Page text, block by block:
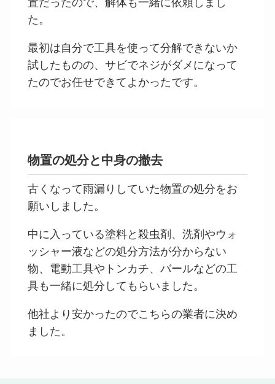
置だったので、解体も一緒に依頼しまし
た。
最初は自分で工具を使って分解できないか
試したものの、サビでネジがダメになって
たのでお任せできてよかったです。
物置の処分と中身の撤去
古くなって雨漏りしていた物置の処分をお
願いしました。
中に入っている塗料と殺虫剤、洗剤やウォ
ッシャー液などの処分方法が分からない
物、電動工具やトンカチ、バールなどの工
具も一緒に処分してもらいました。
他社より安かったのでこちらの業者に決め
ました。